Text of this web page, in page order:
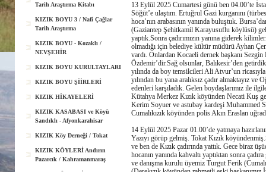
Tarih Araştırma Kitabı
KIZIK BOYU 3 / Nafi Çağlar
Tarih Araştırma
KIZIK BOYU - Kozaklı /
NEVŞEHİR
KIZIK BOYU KURULTAYLARI
KIZIK BOYU ŞİİRLERİ
KIZIK HİKAYELERİ
KIZIK KASABASI ve Köyü
Sandıklı - Afyonkarahisar
KIZIK Köy Derneği / Tokat
KIZIK KÖYLERİ Andırın
Pazarcık / Kahramanmaraş
13 Eylül 2025 Cumartesi günü ben 04.00’te
Söğüt’e ulaştım. Ertuğrul Gazi kurganını
hoca’nın arabasının yanında buluştuk.
(Gaziantep Şehitkamil Karayusuflu köylüsü)
yaptık.Sonra çadırımızın yanına giderek
olmadığı için belediye kültür müdürü Ayhan
vardı. Onlardan Kocaeli dernek başkanı Sezgin
Özdemir’dir.Sağ olsunlar, Balıkesir’den
yılında da boy temsilcileri Ali Atvur’un
yılından bu yana aralıksız çadır almaktayız ve
edenleri karşıladık. Gelen boydaşlarımız ile
Kütahya Merkez Kızık köyünden Necati Kuş
Kerim Soyuer ve astubay kardeşi Muhammed
Cumalıkızık köyünden polis Akın Eraslan
14 Eylül 2025 Pazar 01.00’de yatmaya
Yazıyı görüp gelmiş. Tokat Kızık
ve ben de Kızık çadırında yattık. Gece biraz
hocanın yanında kahvaltı yaptıktan sonra
ve danışma kurulu üyemiz Turgut Ferik